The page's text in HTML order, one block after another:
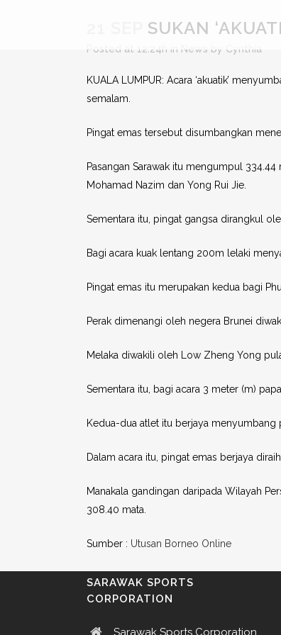
SUKAN
Posted at 12:24h in News by Cynthia
KUALA LUMPUR: Acara ‘akuatik’
semalam.
Pingat emas tersebut disumbangkan
Pasangan Sarawak itu mengumpul
Mohamad Nazim dan Yong Rui Jie.
Sementara itu, pingat gangsa dirangkul
Bagi acara kuak lentang 200m lelaki
Pingat emas itu merupakan kedua bagi
Perak dimenangi oleh negera Brunei
Melaka diwakili oleh Low Zheng Yong
Sementara itu, bagi acara 3 meter (m)
Kedua-dua atlet itu berjaya menyumbang
Dalam acara itu, pingat emas berjaya
Manakala gandingan daripada Wilayah
308.40 mata.
Sumber : Utusan Borneo Online
SARAWAK SPORTS
CORPORATION
Sarawak Sports Corporation